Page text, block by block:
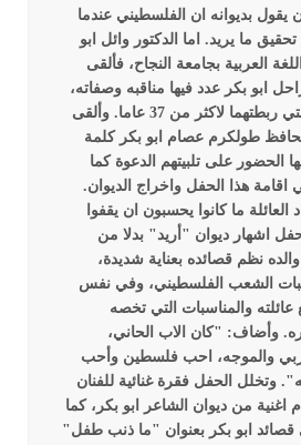
يقول بديوانه ان الفلسطيني عندما
تحقيق ما يريد. اما الدكتور وائل ابو
العربية بجامعة النجاح، فألقى
ابو بكر عدد فيها مناقبه وصفاته،
لاكثر من 37 عاما.
وألقى
طولكرم عصام ابو بكر كلمة
الحضور على تلبيتهم الدعوة كما
هذا الحفل واخراج الديوان.
العائلة ما كانوا يحسبون ان يقفوا
اشهار ديوان "أريد" بدلا من
نظم قصائده بعناية شديدة،
الشعب الفلسطيني، وفي نفس
والمناسبات التي تخصه
وأضاف: "كان الاب الحاني،
والموجه، احب فلسطين وأحب
وتخلل الحفل فقرة غنائية للفنان
من ديوان الشاعر ابو بكر، كما
قصائد ابو بكر بعنوان "ما ذنب طفل"